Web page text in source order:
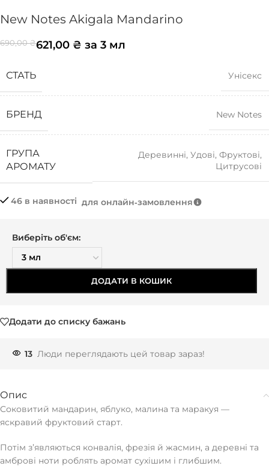
New Notes Akigala Mandarino
690,00₴621,00 ₴ за 3 мл
СТАТЬ Унісекс
БРЕНД New Notes
ГРУПА
АРОМАТУ
Деревинні, Удові, Фруктові,
Цитрусові
46 в наявності для онлайн‑замовлення
Виберіть об'єм:
ДОДАТИ В КОШИК
Додати до списку бажань
13 Люди переглядають цей товар зараз!
Опис
Соковитий мандарин, яблуко, малина та маракуя —
яскравий фруктовий старт.
Потім зʼявляються конвалія, фрезія й жасмин, а деревні та
амброві ноти роблять аромат сухішим і глибшим.